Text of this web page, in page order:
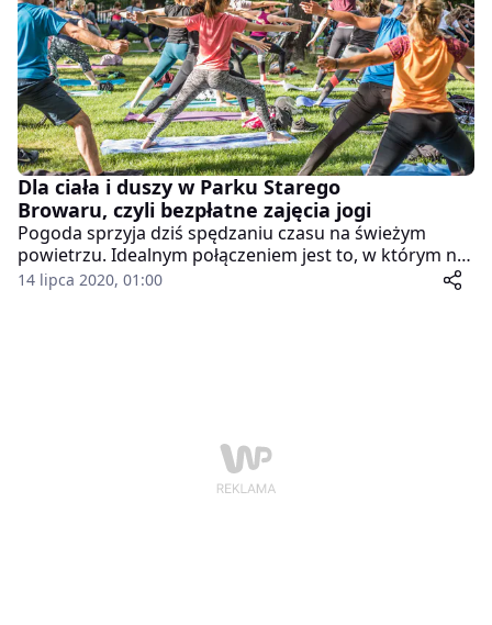
Dla ciała i duszy w Parku Starego
Browaru, czyli bezpłatne zajęcia jogi
Pogoda sprzyja dziś spędzaniu czasu na świeżym
powietrzu. Idealnym połączeniem jest to, w którym nie
zapomina się także o aktywności fizycznej pozytywnie
14 lipca 2020, 01:00